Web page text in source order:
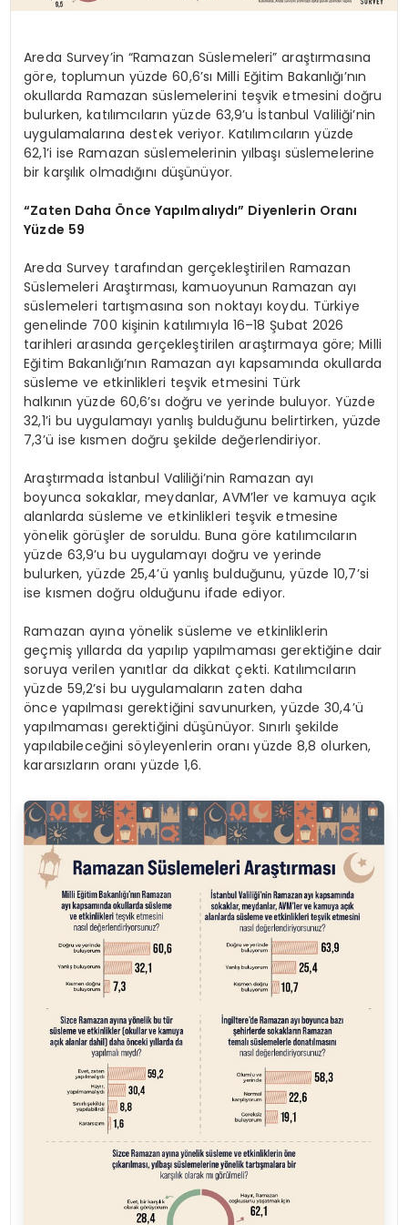
Areda Survey’in “Ramazan Süslemeleri” araştırmasına
göre, toplumun yüzde 60,6’sı Milli Eğitim Bakanlığı’nın
okullarda Ramazan süslemelerini teşvik etmesini doğru
bulurken, katılımcıların yüzde 63,9’u İstanbul Valiliği’nin
uygulamalarına destek veriyor. Katılımcıların yüzde
62,1’i ise Ramazan süslemelerinin yılbaşı süslemelerine
bir karşılık olmadığını düşünüyor.
“Zaten Daha Önce Yapılmalıydı” Diyenlerin Oranı
Yüzde 59
Areda Survey tarafından gerçekleştirilen Ramazan
Süslemeleri Araştırması, kamuoyunun Ramazan ayı
süslemeleri tartışmasına son noktayı koydu. Türkiye
genelinde 700 kişinin katılımıyla 16–18 Şubat 2026
tarihleri arasında gerçekleştirilen araştırmaya göre; Milli
Eğitim Bakanlığı’nın Ramazan ayı kapsamında okullarda
süsleme ve etkinlikleri teşvik etmesini Türk
halkının yüzde 60,6’sı doğru ve yerinde buluyor. Yüzde
32,1’i bu uygulamayı yanlış bulduğunu belirtirken, yüzde
7,3’ü ise kısmen doğru şekilde değerlendiriyor.
Araştırmada İstanbul Valiliği’nin Ramazan ayı
boyunca sokaklar, meydanlar, AVM’ler ve kamuya açık
alanlarda süsleme ve etkinlikleri teşvik etmesine
yönelik görüşler de soruldu. Buna göre katılımcıların
yüzde 63,9’u bu uygulamayı doğru ve yerinde
bulurken, yüzde 25,4’ü yanlış bulduğunu, yüzde 10,7’si
ise kısmen doğru olduğunu ifade ediyor.
Ramazan ayına yönelik süsleme ve etkinliklerin
geçmiş yıllarda da yapılıp yapılmaması gerektiğine dair
soruya verilen yanıtlar da dikkat çekti. Katılımcıların
yüzde 59,2’si bu uygulamaların zaten daha
önce yapılması gerektiğini savunurken, yüzde 30,4’ü
yapılmaması gerektiğini düşünüyor. Sınırlı şekilde
yapılabileceğini söyleyenlerin oranı yüzde 8,8 olurken,
kararsızların oranı yüzde 1,6.